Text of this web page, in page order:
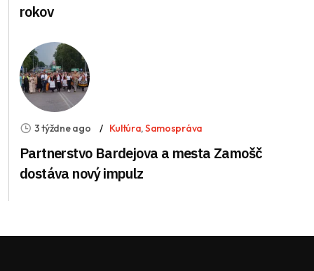
rokov
3 týždne ago Kultúra,Samospráva
Partnerstvo Bardejova a mesta Zamošč
dostáva nový impulz